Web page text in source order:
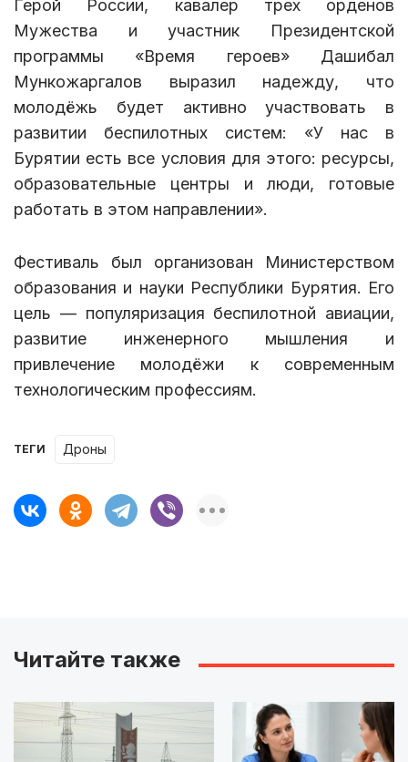
Герой России, кавалер трех орденов
Мужества и участник Президентской
программы «Время героев» Дашибал
Мункожаргалов выразил надежду, что
молодёжь будет активно участвовать в
развитии беспилотных систем: «У нас в
Бурятии есть все условия для этого: ресурсы,
образовательные центры и люди, готовые
работать в этом направлении».
Фестиваль был организован Министерством
образования и науки Республики Бурятия. Его
цель — популяризация беспилотной авиации,
развитие инженерного мышления и
привлечение молодёжи к современным
технологическим профессиям.
ТЕГИ дроны
Читайте также